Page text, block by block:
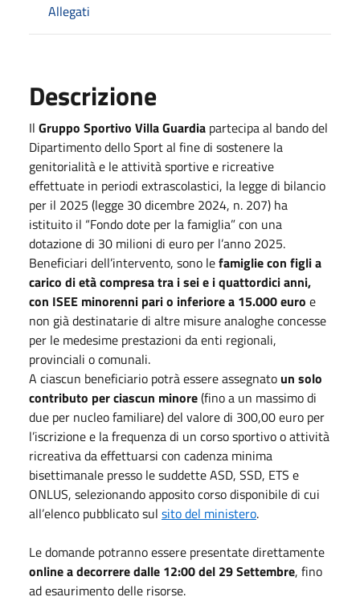
Allegati
Descrizione
Il Gruppo Sportivo Villa Guardia partecipa al bando del
Dipartimento dello Sport al fine di sostenere la
genitorialità e le attività sportive e ricreative
effettuate in periodi extrascolastici, la legge di bilancio
per il 2025 (legge 30 dicembre 2024, n. 207) ha
istituito il “Fondo dote per la famiglia” con una
dotazione di 30 milioni di euro per l’anno 2025.
Beneficiari dell’intervento, sono lefamiglie con figli a
carico di età compresa tra i sei e i quattordici anni,
con ISEE minorenni pari o inferiore a 15.000 euro e
non già destinatarie di altre misure analoghe concesse
per le medesime prestazioni da enti regionali,
provinciali o comunali.
A ciascun beneficiario potrà essere assegnato un solo
contributo per ciascun minore(fino a un massimo di
due per nucleo familiare) del valore di 300,00 euro per
l’iscrizione e la frequenza di un corso sportivo o attività
ricreativa da effettuarsi con cadenza minima
bisettimanale presso le suddette ASD, SSD, ETS e
ONLUS, selezionando apposito corso disponibile di cui
all’elenco pubblicato sul sito del ministero.
Le domande potranno essere presentate direttamente
online a decorrere dalle 12:00 del 29 Settembre, fino
ad esaurimento delle risorse.